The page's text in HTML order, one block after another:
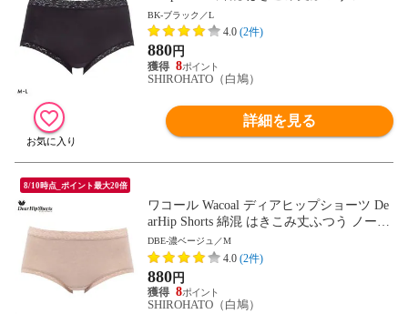
ルショーツ ML
BK-ブラック／L
4.0 (2件)
880円
8
SHIROHATO（白鳩）
詳細を見る
8/10時点_ポイント最大20倍
ワコール Wacoal ディアヒップショーツ De
arHip Shorts 綿混 はきこみ丈ふつう ノーマ
ルショーツ ML
DBE-濃ベージュ／M
4.0 (2件)
880円
8
SHIROHATO（白鳩）